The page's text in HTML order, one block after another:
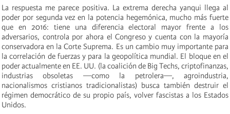
La respuesta me parece positiva. La extrema derecha yanqui llega al
poder por segunda vez en la potencia hegemónica, mucho más fuerte
que en 2016: tiene una diferencia electoral mayor frente a los
adversarios, controla por ahora el Congreso y cuenta con la mayoría
conservadora en la Corte Suprema. Es un cambio muy importante para
la correlación de fuerzas y para la geopolítica mundial. El bloque en el
poder actualmente en EE. UU. (la coalición de Big Techs, criptofinanzas,
industrias obsoletas —como la petrolera—, agroindustria,
nacionalismos cristianos tradicionalistas) busca también destruir el
régimen democrático de su propio país, volver fascistas a los Estados
Unidos.